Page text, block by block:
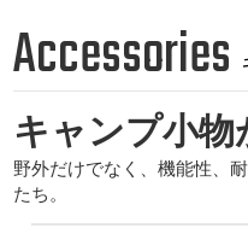
Accessories
キャンプ小物
野外だけでなく、機能性、
たち。